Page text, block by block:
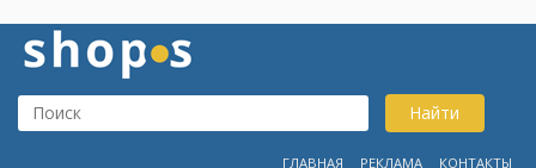
Найти
ГЛАВНАЯ РЕКЛАМА КОНТАКТЫ